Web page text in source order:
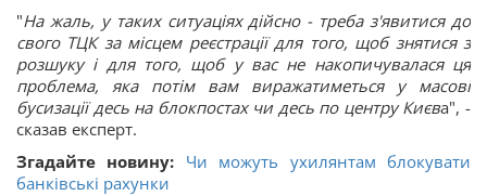
"На жаль, у таких ситуаціях дійсно - треба з'явитися до
свого ТЦК за місцем реєстрації для того, щоб знятися з
розшуку і для того, щоб у вас не накопичувалася ця
проблема, яка потім вам виражатиметься у масові
бусизації десь на блокпостах чи десь по центру Києва", -
сказав експерт.
Згадайте новину: Чи можуть ухилянтам блокувати
банківські рахунки